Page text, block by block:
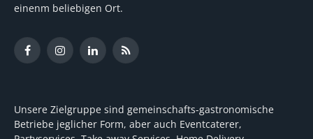
einenm beliebigen Ort.
FacebookInstagramLinkedInRSS
Unsere Zielgruppe sind gemeinschafts-gastronomische
Betriebe jeglicher Form, aber auch Eventcaterer,